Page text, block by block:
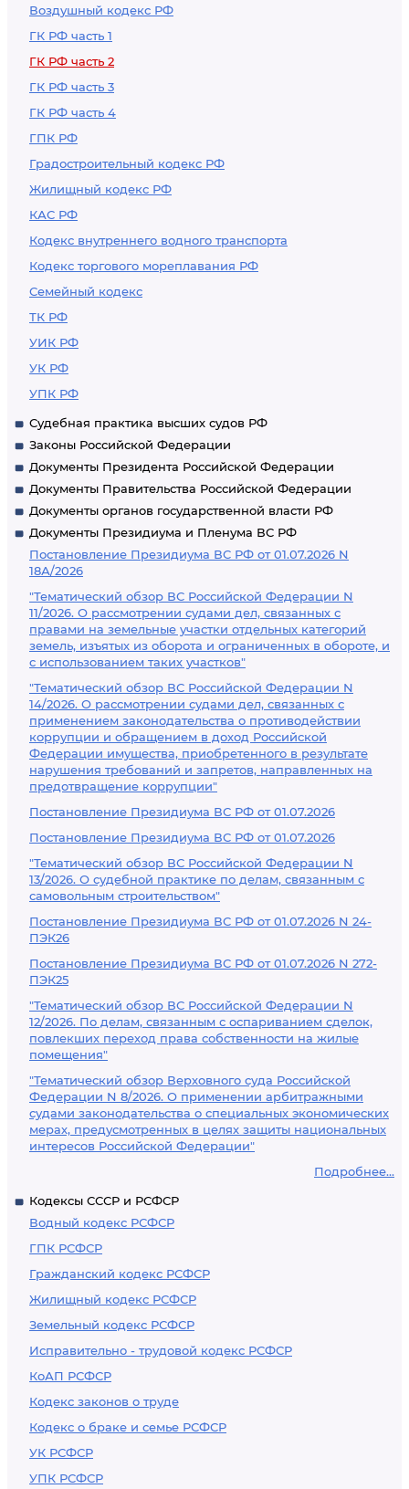
Воздушный кодекс РФ
ГК РФ часть 1
ГК РФ часть 2
ГК РФ часть 3
ГК РФ часть 4
ГПК РФ
Градостроительный кодекс РФ
Жилищный кодекс РФ
КАС РФ
Кодекс внутреннего водного транспорта
Кодекс торгового мореплавания РФ
Семейный кодекс
ТК РФ
УИК РФ
УК РФ
УПК РФ
Судебная практика высших судов РФ
Законы Российской Федерации
Документы Президента Российской Федерации
Документы Правительства Российской Федерации
Документы органов государственной власти РФ
Документы Президиума и Пленума ВС РФ
Постановление Президиума ВС РФ от 01.07.2026 N
18А/2026
"Тематический обзор ВС Российской Федерации N
11/2026. О рассмотрении судами дел, связанных с
правами на земельные участки отдельных категорий
земель, изъятых из оборота и ограниченных в обороте, и
с использованием таких участков"
"Тематический обзор ВС Российской Федерации N
14/2026. О рассмотрении судами дел, связанных с
применением законодательства о противодействии
коррупции и обращением в доход Российской
Федерации имущества, приобретенного в результате
нарушения требований и запретов, направленных на
предотвращение коррупции"
Постановление Президиума ВС РФ от 01.07.2026
Постановление Президиума ВС РФ от 01.07.2026
"Тематический обзор ВС Российской Федерации N
13/2026. О судебной практике по делам, связанным с
самовольным строительством"
Постановление Президиума ВС РФ от 01.07.2026 N 24-
ПЭК26
Постановление Президиума ВС РФ от 01.07.2026 N 272-
ПЭК25
"Тематический обзор ВС Российской Федерации N
12/2026. По делам, связанным с оспариванием сделок,
повлекших переход права собственности на жилые
помещения"
"Тематический обзор Верховного суда Российской
Федерации N 8/2026. О применении арбитражными
судами законодательства о специальных экономических
мерах, предусмотренных в целях защиты национальных
интересов Российской Федерации"
Подробнее...
Кодексы СССР и РСФСР
Водный кодекс РСФСР
ГПК РСФСР
Гражданский кодекс РСФСР
Жилищный кодекс РСФСР
Земельный кодекс РСФСР
Исправительно - трудовой кодекс РСФСР
КоАП РСФСР
Кодекс законов о труде
Кодекс о браке и семье РСФСР
УК РСФСР
УПК РСФСР